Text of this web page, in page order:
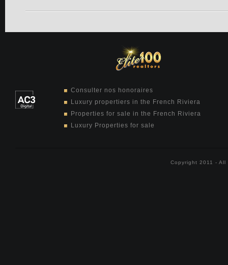
Consulter nos honoraires
Luxury propertiers in the French Riviera
Properties for sale in the French Riviera
Luxury Properties for sale
Copyright 2011 -